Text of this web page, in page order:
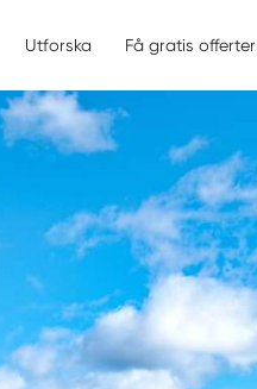
Utforska Få gratis offerter